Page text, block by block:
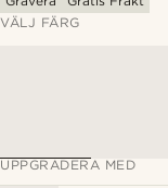
VÄLJ FÄRG
UPPGRADERA MED